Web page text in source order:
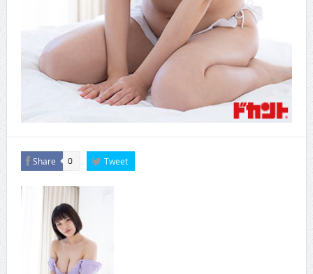
Share 0 Tweet